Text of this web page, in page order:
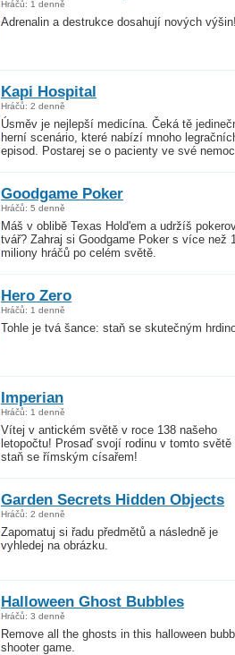
Hráčů: 1 denně
Adrenalin a destrukce dosahují nových
Kapi Hospital
Hráčů: 2 denně
Úsměv je nejlepší medicína. Čeká tě
herní scenário, které nabízí mnoho
episod. Postarej se o pacienty ve své
Goodgame Poker
Hráčů: 5 denně
Máš v oblibě Texas Hold'em a udržíš
tvář? Zahraj si Goodgame Poker s více než
miliony hráčů po celém světě.
Hero Zero
Hráčů: 1 denně
Tohle je tvá šance: staň se skutečným
Imperian
Hráčů: 1 denně
Vítej v antickém světě v roce 138 našeho
letopočtu! Prosaď svojí rodinu v tomto světě
staň se římským císařem!
Garden Secrets Hidden Objects
Hráčů: 2 denně
Zapomatuj si řadu předmětů a následně je
vyhledej na obrázku.
Halloween Ghost Bubbles
Hráčů: 3 denně
Remove all the ghosts in this halloween
shooter game.